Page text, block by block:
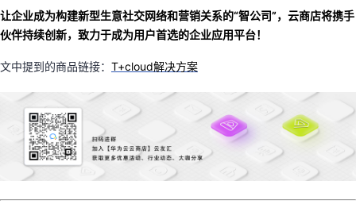
让企业成为构建新型生意社交网络和营销关系的“智公司”，云商店将携手
伙伴持续创新， 致力于成为用户首选的企业应用平台！
文中提到的商品链接： T+cloud解决方案